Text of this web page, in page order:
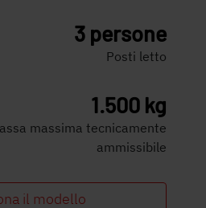
3 persone
Posti letto
1.500 kg
massima tecnicamente
ammissibile
il modello